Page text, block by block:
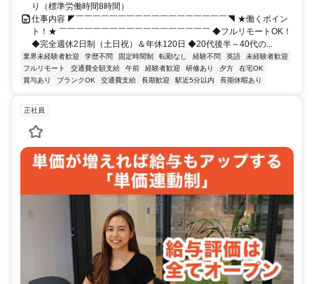
り（標準労働時間8時間）
仕事内容 ◤￣￣￣￣￣￣￣￣￣￣￣￣￣￣￣￣￣￣◥ ★働くポイン
ト！★ ￣￣￣￣￣￣￣￣￣￣￣￣￣￣￣￣￣￣ ◆フルリモートOK！
◆完全週休2日制（土日祝）＆年休120日 ◆20代後半～40代の...
業界未経験者歓迎 学歴不問 固定時間制 転勤なし 経験不問 英語
未経験者歓迎
フルリモート
交通費全額支給 午前 経験者歓迎 研修あり 夕方
在宅OK
賞与あり
ブランクOK 交通費支給 長期歓迎 駅近5分以内 長期休暇あり
正社員